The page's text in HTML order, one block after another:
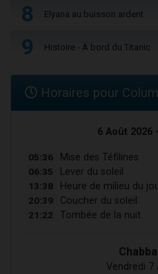
8 Elyana au buisson ardent
9 Histoire - À bord du Titanic
Horaires pour
6 Août 2026
05:36 Mise des Téfilines
06:35 Lever du soleil
13:38 Heure de milieu du
20:39 Coucher du soleil
21:22 Tombée de la nuit
Vendredi 7